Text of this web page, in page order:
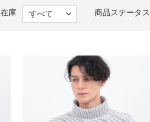
在庫 商品ステータス